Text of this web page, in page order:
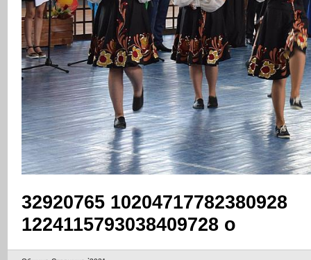
32920765 10204717782380928
1224115793038409728 o